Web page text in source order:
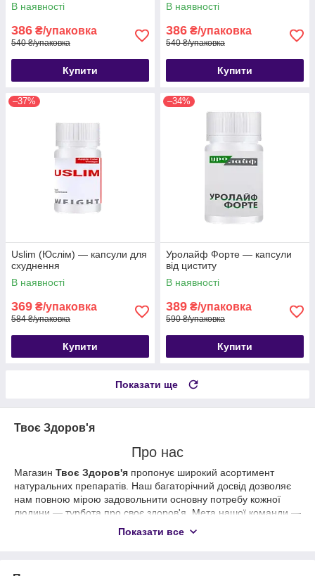
В наявності
386 ₴/упаковка
540 ₴/упаковка
Купити
В наявності
386 ₴/упаковка
540 ₴/упаковка
Купити
–37%
Uslim (Юслім) — капсули для
схуднення
В наявності
369 ₴/упаковка
584 ₴/упаковка
Купити
–34%
Уролайф Форте — капсули
від циститу
В наявності
389 ₴/упаковка
590 ₴/упаковка
Купити
Показати ще
Твоє Здоров'я
Про нас
Магазин Твоє Здоров'я пропонує широкий асортимент
натуральних препаратів. Наш багаторічний досвід дозволяє
нам повною мірою задовольнити основну потребу кожної
людини — турбота про своє здоров'я. Мета нашої команди —
забезпечити кожного дієвими, ефективними та безпечними
Показати все